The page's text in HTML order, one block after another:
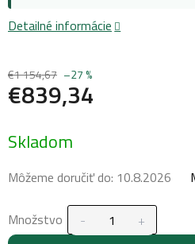
€1 154,67 –27 %
€839,34
cena:
Skladom
Môžeme doručiť do: 10.8.2026
Množstvo
Detailné informácie